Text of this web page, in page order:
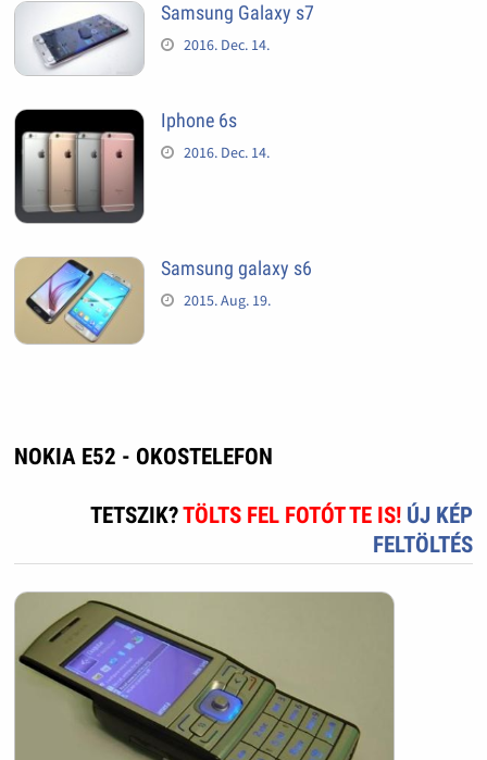
Samsung Galaxy s7
2016. Dec. 14.
Iphone 6s
2016. Dec. 14.
Samsung galaxy s6
2015. Aug. 19.
NOKIA E52 - OKOSTELEFON
TETSZIK?TÖLTS FEL FOTÓT TE IS! ÚJ KÉP
FELTÖLTÉS